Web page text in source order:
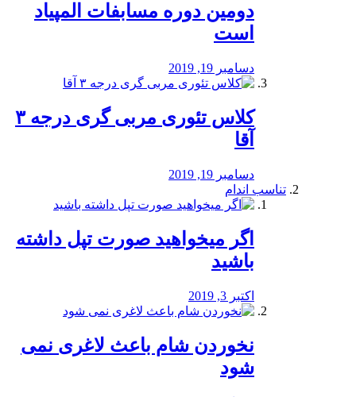
دومین دوره مسابفات المپیاد
است
دسامبر 19, 2019
کلاس تئوری مربی گری درجه ۳
آقا
دسامبر 19, 2019
تناسب اندام
اگر میخواهید صورت تپل داشته
باشید
اکتبر 3, 2019
نخوردن شام باعث لاغری نمی
‌شود